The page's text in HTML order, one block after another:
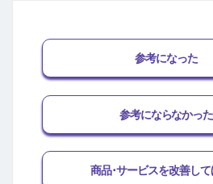
参考になった
参考にならなかった
商品･サービスを改善し